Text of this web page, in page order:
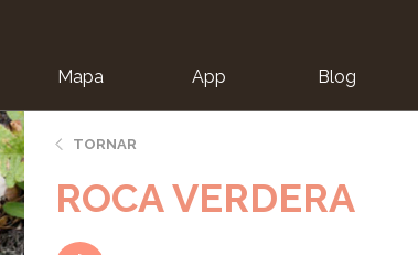
Mapa App Blog
TORNAR
ROCA VERDERA